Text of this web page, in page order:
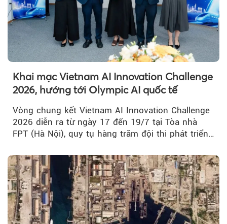
Khai mạc Vietnam AI Innovation Challenge
2026, hướng tới Olympic AI quốc tế
Vòng chung kết Vietnam AI Innovation Challenge
2026 diễn ra từ ngày 17 đến 19/7 tại Tòa nhà
FPT (Hà Nội), quy tụ hàng trăm đội thi phát triển